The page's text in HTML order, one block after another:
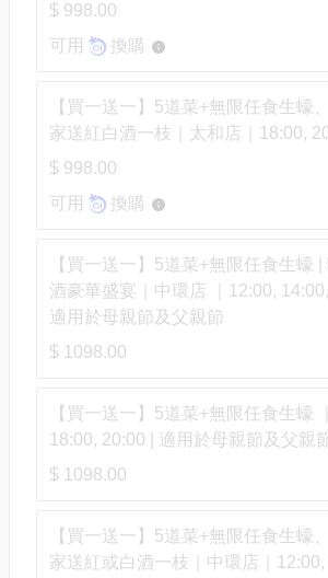
$ 998.00
可用
換購
【買一送一】5道菜+無限任食生蠔
家送紅白酒一枝｜太和店｜18:00,
$ 998.00
可用
換購
【買一送一】5道菜+無限任食生蠔
酒豪華盛宴｜中環店 ｜12:00, 14:00,
適用於母親節及父親節
$ 1098.00
【買一送一】5道菜+無限任食生蠔
18:00, 20:00 | 適用於母親節及父親
$ 1098.00
【買一送一】5道菜+無限任食生蠔
家送紅或白酒一枝｜中環店｜